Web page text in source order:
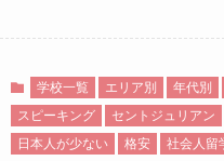
学校一覧 エリア別 年代別
スピーキング
セントジュリアン
日本人が少ない
格安
社会人留